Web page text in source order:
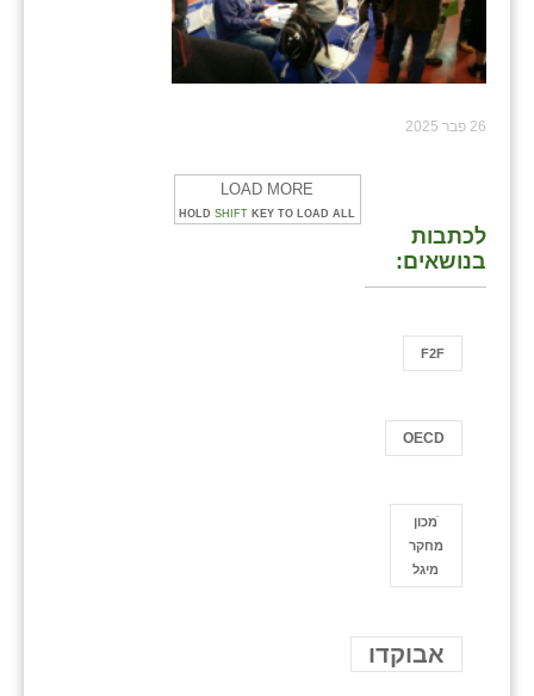
26 פבר 2025
LOAD MORE
HOLD SHIFT KEY TO LOAD ALL
לכתבות
בנושאים:
F2F
OECD
ֿמכון
מחקר
מיגל
אבוקדו